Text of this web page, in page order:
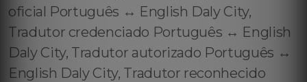
oficial Português ↔️ English Daly City,
Tradutor credenciado Português ↔️ English
Daly City, Tradutor autorizado Português ↔️
English Daly City, Tradutor reconhecido